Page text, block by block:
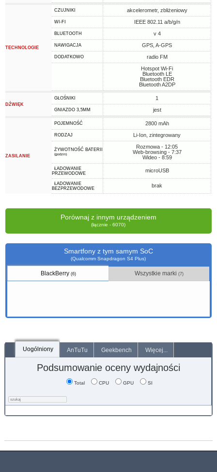
TECHNOLOGIE
CZUJNIKI akcelerometr, zbliżeniowy
WI-FI IEEE 802.11 a/b/g/n
BLUETOOTH v 4
NAWIGACJA GPS, A-GPS
DODATKOWO
radio FM
Hotspot Wi-Fi
Bluetooth LE
Bluetooth EDR
Bluetooth A2DP
DŹWIĘK
GŁOŚNIKI 1
GNIAZDO 3,5MM jest
ZASILANIE
POJEMNOŚĆ 2800 mAh
RODZAJ Li-Ion, zintegrowany
ŻYWOTNOŚĆ BATERII
(godzin)
Rozmowa - 12:05
Web-browsing - 7:37
Wideo - 8:59
ŁADOWANIE
PRZEWODOWE
microUSB
ŁADOWANIE
BEZPRZEWODOWE
brak
Porównaj z innym urządzeniem
(łącznie - 6070)
Smartfony z tym samym SoC
(Qualcomm Snapdragon S4 Plus)
BlackBerry (6) Wszystkie marki(7)
Uogólniony AnTuTu Geekbench Więcej...
Podsumowanie oceny wydajności
Total CPU GPU SI